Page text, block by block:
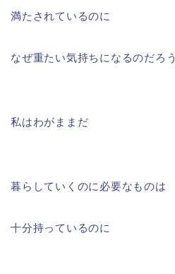
満たされているのに
なぜ重たい気持ちになるのだろう
私はわがままだ
暮らしていくのに必要なものは
十分持っているのに